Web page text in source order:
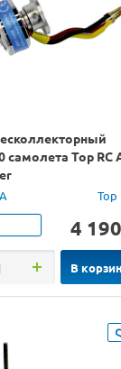
самолета Top RC
Top
4 190
В